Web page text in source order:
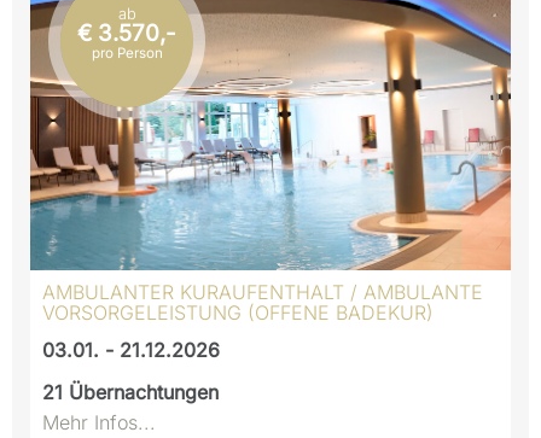
AMBULANTER KURAUFENTHALT / AMBULANTE
VORSORGELEISTUNG (OFFENE BADEKUR)
03.01. - 21.12.2026
21 Übernachtungen
ab
€ 3.570,-
pro Person
Mehr Infos...